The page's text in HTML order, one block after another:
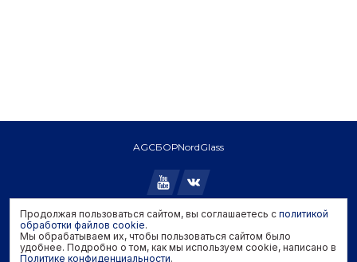
AGCБОРNordGlass
Copyright © 2026 AGC. All rights reserved.
Политика конфиденциальности
Политика обработки файлов cookie
Продолжая пользоваться сайтом, вы соглашаетесь с политикой
обработки файлов cookie.
Мы обрабатываем их, чтобы пользоваться сайтом было
удобнее. Подробно о том, как мы используем cookie, написано в
Политике конфиденциальности.